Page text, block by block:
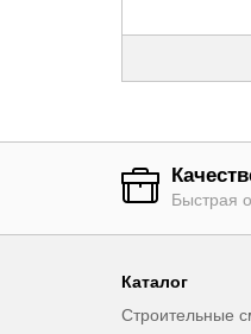
Быстрая
Каталог
Строительные